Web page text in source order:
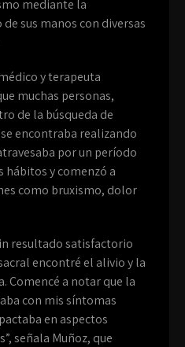
mediante la
sus manos con diversas
y terapeuta
muchas personas,
de la búsqueda de
encontraba realizando
por un período
hábitos y comenzó a
como bruxismo, dolor
resultado satisfactorio
encontré el alivio y la
Comencé a notar que la
con mis síntomas
en aspectos
señala Muñoz, que